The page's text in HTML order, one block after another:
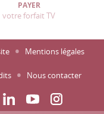
PAYER
votre forfait TV
Mentions légales
Nous contacter